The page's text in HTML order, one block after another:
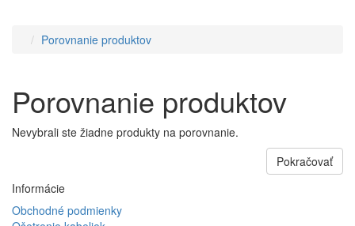
Porovnanie produktov
Porovnanie produktov
Nevybrali ste žiadne produkty na porovnanie.
Pokračovať
Informácie
Obchodné podmienky